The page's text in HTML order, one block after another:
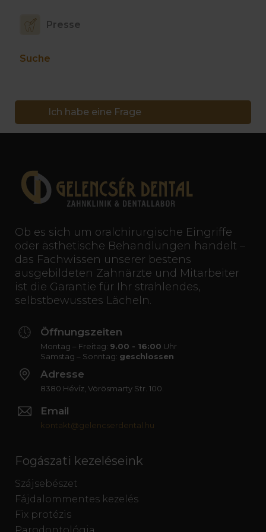
Presse
Suche
Ich habe eine Frage
Ob es sich um oralchirurgische Eingriffe
oder ästhetische Behandlungen handelt –
das Fachwissen unserer bestens
ausgebildeten Zahnärzte und Mitarbeiter
ist die Garantie für Ihr strahlendes,
selbstbewusstes Lächeln.
Öffnungszeiten
Montag – Freitag: 9.00 - 16:00 Uhr
Samstag – Sonntag: geschlossen
Adresse
8380 Hévíz, Vörösmarty Str. 100.
Email
kontakt@gelencserdental.hu
Fogászati kezeléseink
Szájsebészet
Fájdalommentes kezelés
Fix protézis